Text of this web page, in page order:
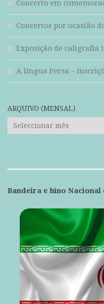
Concerto em
Concertos por ocasião
Exposição de caligrafia
A língua Persa –
ARQUIVO (MENSAL)
ARQUIVO
(mensal)
Bandeira e hino Nacional